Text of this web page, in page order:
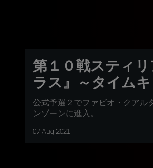
第１０戦スティ
ラス』～タイム
公式予選２でファビオ・クアル
ンゾーンに進入。
07 Aug 2021